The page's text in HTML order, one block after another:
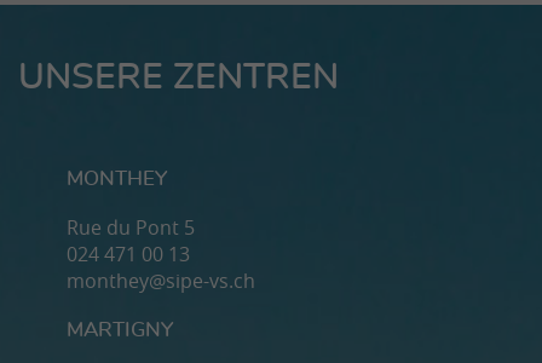
UNSERE ZENTREN
MONTHEY
Rue du Pont 5
024 471 00 13
monthey@sipe-vs.ch
MARTIGNY